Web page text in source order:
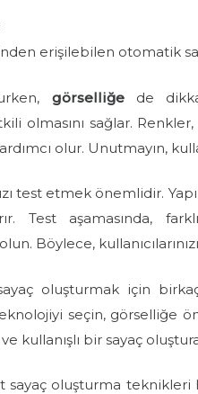
erişilebilen otomatik
görselliğede
olmasını sağlar.
olur. Unutmayın,
test etmek önemlidir.
Test aşamasında,
Böylece,
oluşturmak için
seçin, görselliğe
kullanışlı bir sayaç
sayaç oluşturma teknikleri